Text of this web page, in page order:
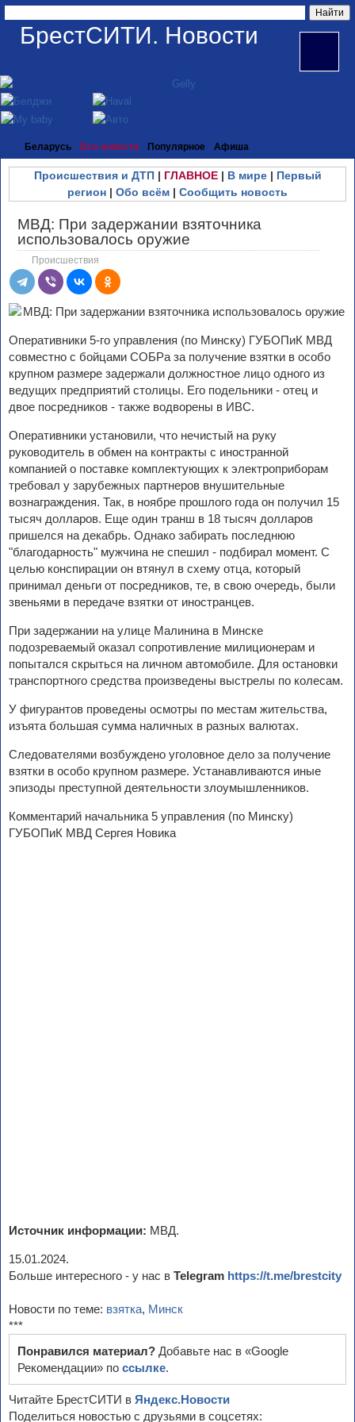
БрестСИТИ. Новости
Беларусь Все новости Популярное Афиша
Происшествия и ДТП| ГЛАВНОЕ| В мире| Первый
регион | Обо всём | Сообщить новость
МВД: При задержании взяточника
использовалось оружие
Происшествия
Оперативники 5-го управления (по Минску) ГУБОПиК МВД
совместно с бойцами СОБРа за получение взятки в особо
крупном размере задержали должностное лицо одного из
ведущих предприятий столицы. Его подельники - отец и
двое посредников - также водворены в ИВС.
Оперативники установили, что нечистый на руку
руководитель в обмен на контракты с иностранной
компанией о поставке комплектующих к электроприборам
требовал у зарубежных партнеров внушительные
вознаграждения. Так, в ноябре прошлого года он получил 15
тысяч долларов. Еще один транш в 18 тысяч долларов
пришелся на декабрь. Однако забирать последнюю
"благодарность" мужчина не спешил - подбирал момент. С
целью конспирации он втянул в схему отца, который
принимал деньги от посредников, те, в свою очередь, были
звеньями в передаче взятки от иностранцев.
При задержании на улице Малинина в Минске
подозреваемый оказал сопротивление милиционерам и
попытался скрыться на личном автомобиле. Для остановки
транспортного средства произведены выстрелы по колесам.
У фигурантов проведены осмотры по местам жительства,
изъята большая сумма наличных в разных валютах.
Следователями возбуждено уголовное дело за получение
взятки в особо крупном размере. Устанавливаются иные
эпизоды преступной деятельности злоумышленников.
Комментарий начальника 5 управления (по Минску)
ГУБОПиК МВД Сергея Новика
Источник информации: МВД.
15.01.2024.
Больше интересного - у нас в Telegram https://t.me/brestcity
Новости по теме: взятка, Минск
***
Понравился материал? Добавьте нас в «Google
Рекомендации» по ссылке.
Читайте БрестСИТИ в Яндекс.Новости
Поделиться новостью с друзьями в соцсетях: